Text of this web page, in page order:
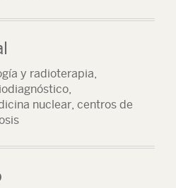
y radioterapia,
nuclear, centros de